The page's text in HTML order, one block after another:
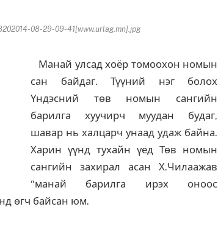
08-29-09-41[www.urlag.mn].jpg
Манай улсад хоёр томоохон номын
сан байдаг. Түүний нэг болох
Үндэсний төв номын сангийн
барилга хуучирч муудан будаг,
шавар нь халцарч унаад удаж байна.
Харин үүнд тухайн үед Төв номын
сангийн захирал асан Х.Чилаажав
“манай барилга ирэх оноос
өгч байсан юм.